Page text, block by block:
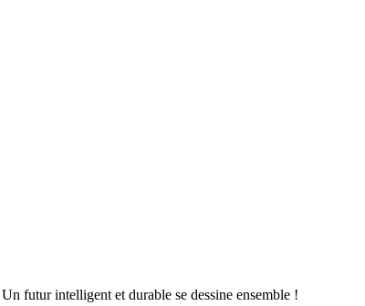
futur intelligent et durable se dessine ensemble !